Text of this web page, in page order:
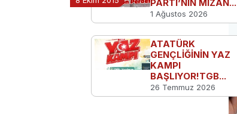
PARTİ’NİN MİZAN...
1 Ağustos 2026
ATATÜRK
GENÇLİĞİNİN YAZ
KAMPI
BAŞLIYOR!TGB...
26 Temmuz 2026